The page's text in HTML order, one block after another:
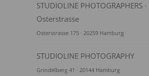
STUDIOLINE PHOTOGRAPHERS ·
Osterstrasse
Osterstrasse 175 · 20259 Hamburg
STUDIOLINE PHOTOGRAPHY
Grindelberg 41 · 20144 Hamburg